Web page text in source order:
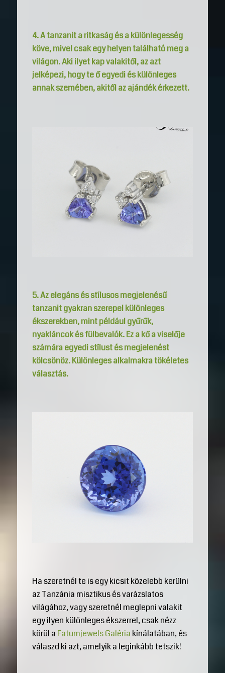
4. A tanzanit a ritkaság és a különlegesség
köve, mivel csak egy helyen található meg a
világon. Aki ilyet kap valakitől, az azt
jelképezi, hogy te ő egyedi és különleges
annak szemében, akitől az ajándék érkezett.
5. Az elegáns és stílusos megjelenésű
tanzanit gyakran szerepel különleges
ékszerekben, mintpéldául gyűrűk,
nyakláncok és fülbevalók. Ez a kő a viselője
számára egyedi stílust és megjelenést
kölcsönöz. Különleges alkalmakra tökéletes
választás.
Ha szeretnél te is egy kicsit közelebb kerülni
az Tanzánia misztikus és varázslatos
világához, vagy szeretnél meglepni valakit
egy ilyen különleges ékszerrel, csak nézz
körül a Fatumjewels Galéria kínálatában, és
válaszd ki azt, amelyik a leginkább tetszik!